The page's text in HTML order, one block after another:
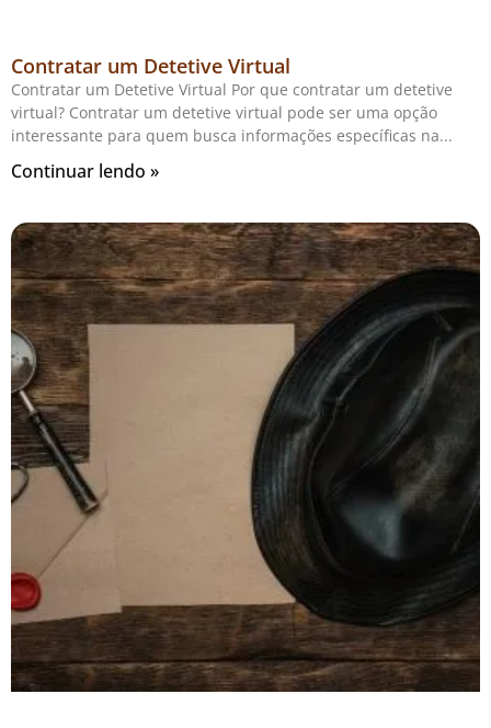
Contratar um Detetive Virtual
Contratar um Detetive Virtual Por que contratar um detetive
virtual? Contratar um detetive virtual pode ser uma opção
interessante para quem busca informações específicas na
Continuar lendo »